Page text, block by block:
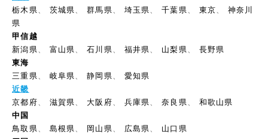
栃木県
茨城県 、群馬県 埼玉県 、千葉県 東京
神奈川
県
甲信越
新潟県
富山県 、石川県 福井県 山梨県
長野県
東海
三重県
岐阜県 、静岡県
愛知県
近畿
京都府
滋賀県 大阪府 兵庫県 、奈良県
和歌山県
中国
鳥取県
島根県 岡山県 広島県
山口県